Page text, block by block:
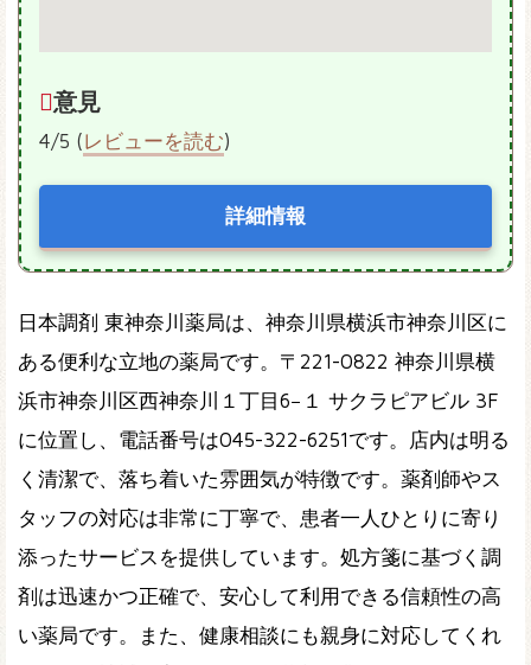
意見
4/5 (レビューを読む)
詳細情報
日本調剤 東神奈川薬局は、神奈川県横浜市神奈川区に
ある便利な立地の薬局です。〒221-0822 神奈川県横
浜市神奈川区西神奈川１丁目6−１ サクラピアビル 3F
に位置し、電話番号は045-322-6251です。店内は明る
く清潔で、落ち着いた雰囲気が特徴です。薬剤師やス
タッフの対応は非常に丁寧で、患者一人ひとりに寄り
添ったサービスを提供しています。処方箋に基づく調
剤は迅速かつ正確で、安心して利用できる信頼性の高
い薬局です。また、健康相談にも親身に対応してくれ